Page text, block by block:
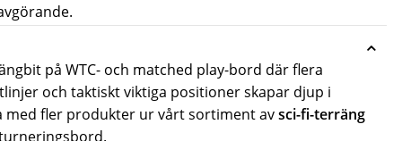
på WTC- och matched play-bord där flera
och taktiskt viktiga positioner skapar djup i
med fler produkter ur vårt sortiment avsci-fi-terräng